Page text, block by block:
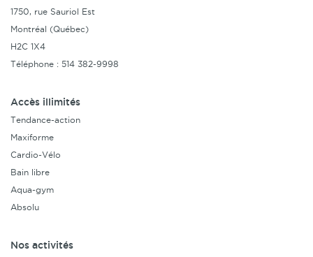
1750, rue Sauriol Est
Montréal (Québec)
H2C 1X4
Téléphone : 514 382-9998
Accès illimités
Tendance-action
Maxiforme
Cardio-Vélo
Bain libre
Aqua-gym
Absolu
Nos activités